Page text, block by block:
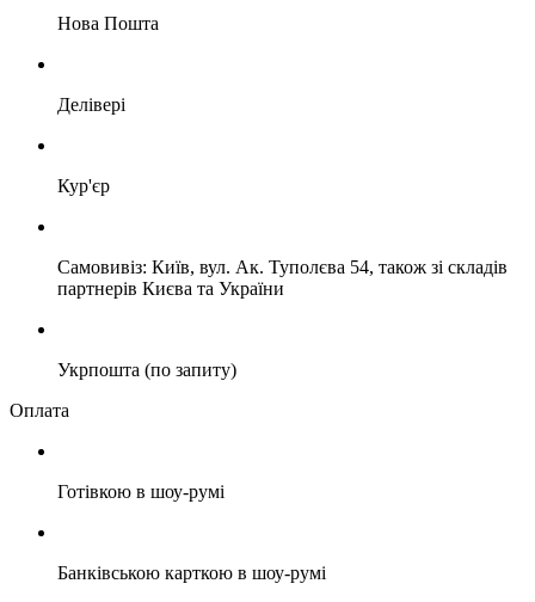
Нова Пошта
Делівері
Кур'єр
Самовивіз: Київ, вул. Ак. Туполєва 54, також зі складів
партнерів Києва та України
Укрпошта (по запиту)
Оплата
Готівкою в шоу-румі
Банківською карткою в шоу-румі